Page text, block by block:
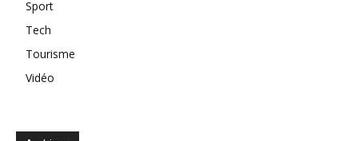
Sport
Tech
Tourisme
Vidéo